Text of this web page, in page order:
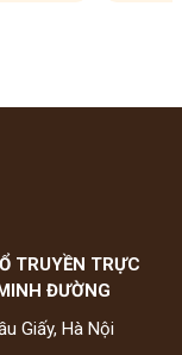
TRUYỀN TRỰC
ĐƯỜNG
Giấy, Hà Nội